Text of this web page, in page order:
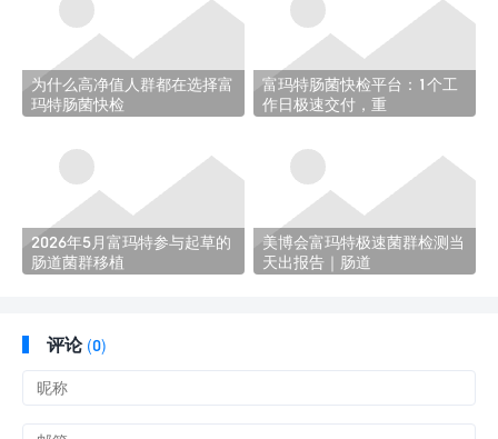
为什么高净值人群都在选择富
玛特肠菌快检
富玛特肠菌快检平台：1个工
作日极速交付，重
2026年5月富玛特参与起草的
肠道菌群移植
美博会富玛特极速菌群检测当
天出报告｜肠道
评论 (0)